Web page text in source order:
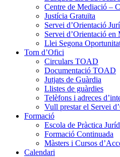
Centre de Mediació –
Justícia Gratuïta
Servei d’Orientació
Servei d’Orientació en
Llei Segona
Torn d’Ofici
Circulars TOAD
Documentació TOAD
Jutjats de Guàrdia
Llistes de guàrdies
Telèfons i adreces
Vull prestar el Servei
Formació
Escola de Pràctica
Formació Continuada
Màsters i Cursos
Calendari